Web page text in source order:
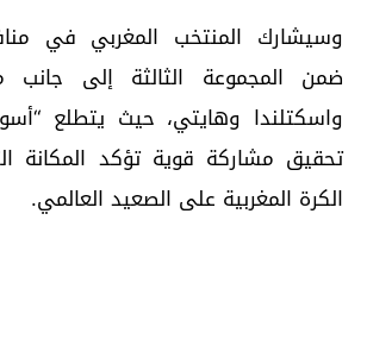
وسيشارك المنتخب المغربي في
ضمن المجموعة الثالثة إلى جانب
واسكتلندا وهايتي، حيث يتطلع
تحقيق مشاركة قوية تؤكد المكانة
الكرة المغربية على الصعيد العالمي.